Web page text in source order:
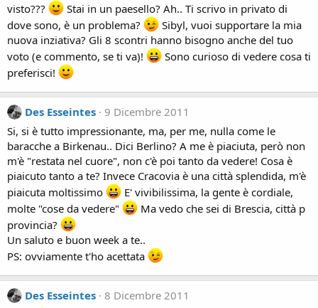
visto???
Stai in un paesello? Ah.. Ti scrivo in privato di
dove sono, è un problema?
Sibyl, vuoi supportare la mia
nuova inziativa? Gli 8 scontri hanno bisogno anche del tuo
voto (e commento, se ti va)!
Sono curioso di vedere cosa ti
preferisci!
Des Esseintes
9 Dicembre 2011
Si, si è tutto impressionante, ma, per me, nulla come le
baracche a Birkenau.. Dici Berlino? A me è piaciuta, però non
m'è "restata nel cuore", non c'è poi tanto da vedere! Cosa è
piaicuto tanto a te? Invece Cracovia è una città splendida, m'è
piaicuta moltissimo
E' vivibilissima, la gente è cordiale,
molte "cose da vedere"
Ma vedo che sei di Brescia, città p
provincia?
Un saluto e buon week a te..
PS: ovviamente t'ho acettata
Des Esseintes 8 Dicembre 2011